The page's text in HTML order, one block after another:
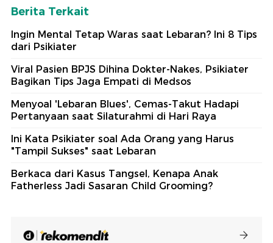
Berita Terkait
Ingin Mental Tetap Waras saat Lebaran? Ini 8 Tips
dari Psikiater
Viral Pasien BPJS Dihina Dokter-Nakes, Psikiater
Bagikan Tips Jaga Empati di Medsos
Menyoal 'Lebaran Blues', Cemas-Takut Hadapi
Pertanyaan saat Silaturahmi di Hari Raya
Ini Kata Psikiater soal Ada Orang yang Harus
"Tampil Sukses" saat Lebaran
Berkaca dari Kasus Tangsel, Kenapa Anak
Fatherless Jadi Sasaran Child Grooming?